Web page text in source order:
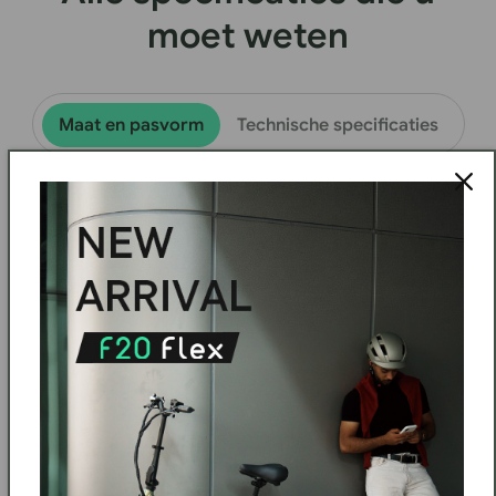
moet weten
Maat en pasvorm Technische specificaties